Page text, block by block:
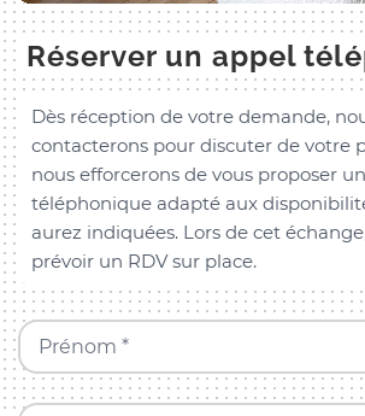
Réserver un appel
Dès réception de votre demande,
contacterons pour discuter de votre
nous efforcerons de vous proposer
téléphonique adapté aux
aurez indiquées. Lors de cet
prévoir un RDV sur place.
Prénom *